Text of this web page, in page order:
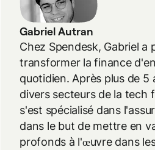
Gabriel Autran
Chez Spendesk, Gabriel a
transformer la finance
quotidien. Après plus de 5
divers secteurs de la tech
s'est spécialisé dans
dans le but de mettre en
profonds à l'œuvre dans